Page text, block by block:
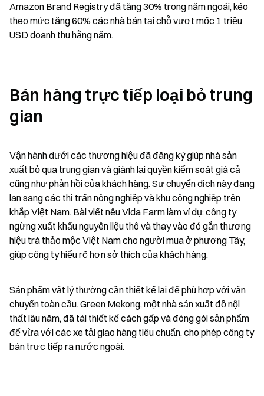
Amazon Brand Registry đã tăng 30% trong năm ngoái, kéo
theo mức tăng 60% các nhà bán tại chỗ vượt mốc 1 triệu
USD doanh thu hằng năm.
Bán hàng trực tiếp loại bỏ trung
gian
Vận hành dưới các thương hiệu đã đăng ký giúp nhà sản
xuất bỏ qua trung gian và giành lại quyền kiểm soát giá cả
cũng như phản hồi của khách hàng. Sự chuyển dịch này đang
lan sang các thị trấn nông nghiệp và khu công nghiệp trên
khắp Việt Nam. Bài viết nêu Vida Farm làm ví dụ: công ty
ngừng xuất khẩu nguyên liệu thô và thay vào đó gắn thương
hiệu trà thảo mộc Việt Nam cho người mua ở phương Tây,
giúp công ty hiểu rõ hơn sở thích của khách hàng.
Sản phẩm vật lý thường cần thiết kế lại để phù hợp với vận
chuyển toàn cầu. Green Mekong, một nhà sản xuất đồ nội
thất lâu năm, đã tái thiết kế cách gấp và đóng gói sản phẩm
để vừa với các xe tải giao hàng tiêu chuẩn, cho phép công ty
bán trực tiếp ra nước ngoài.